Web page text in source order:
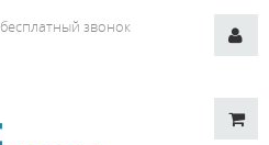
бесплатный звонок